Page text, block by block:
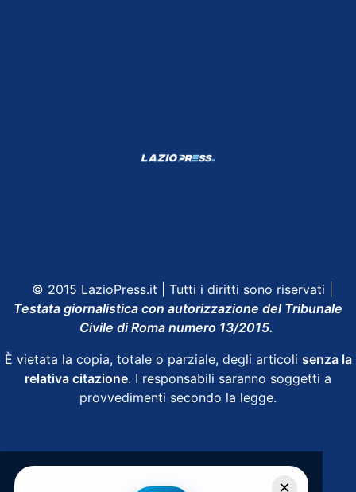
© 2015 LazioPress.it | Tutti i diritti sono riservati |
Testata giornalistica con autorizzazione del Tribunale
Civile di Roma numero 13/2015.
È vietata la copia, totale o parziale, degli articoli senza la
relativa citazione. I responsabili saranno soggetti a
provvedimenti secondo la legge.